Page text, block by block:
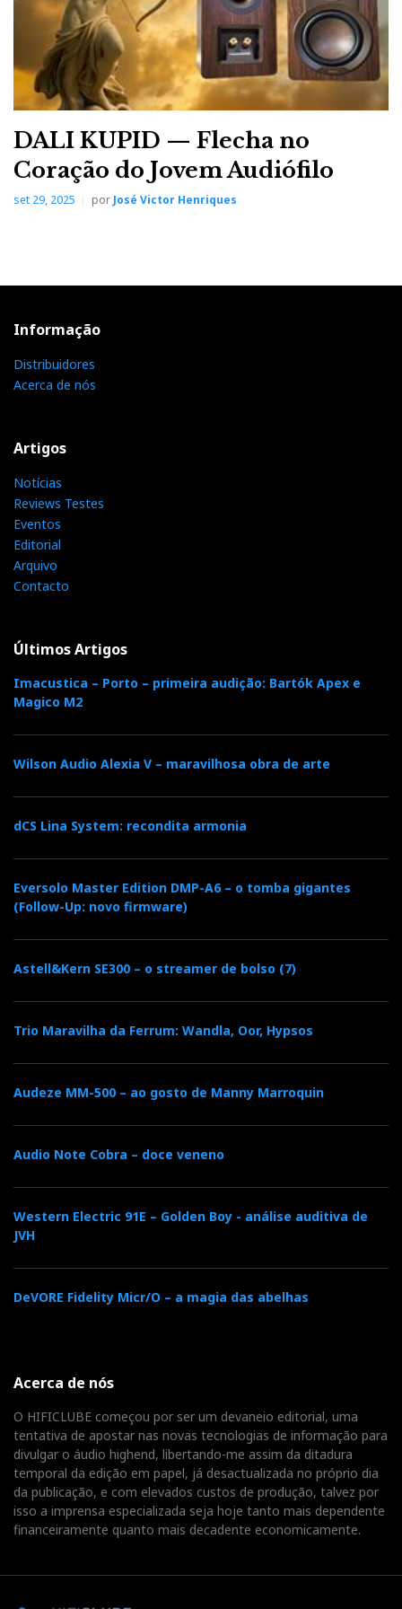
DALI KUPID — Flecha no
Coração do Jovem Audiófilo
set 29, 2025 porJosé Victor Henriques
Informação
Distribuidores
Acerca de nós
Artigos
Notícias
Reviews Testes
Eventos
Editorial
Arquivo
Contacto
Últimos Artigos
Imacustica – Porto – primeira audição: Bartók Apex e
Magico M2
Wilson Audio Alexia V – maravilhosa obra de arte
dCS Lina System: recondita armonia
Eversolo Master Edition DMP-A6 – o tomba gigantes
(Follow-Up: novo firmware)
Astell&Kern SE300 – o streamer de bolso (7)
Trio Maravilha da Ferrum: Wandla, Oor, Hypsos
Audeze MM-500 – ao gosto de Manny Marroquin
Audio Note Cobra – doce veneno
Western Electric 91E – Golden Boy - análise auditiva de
JVH
DeVORE Fidelity Micr/O – a magia das abelhas
Acerca de nós
O HIFICLUBE começou por ser um devaneio editorial, uma
tentativa de apostar nas novas tecnologias de informação para
divulgar o áudio highend, libertando-me assim da ditadura
temporal da edição em papel, já desactualizada no próprio dia
da publicação, e com elevados custos de produção, talvez por
isso a imprensa especializada seja hoje tanto mais dependente
financeiramente quanto mais decadente economicamente.